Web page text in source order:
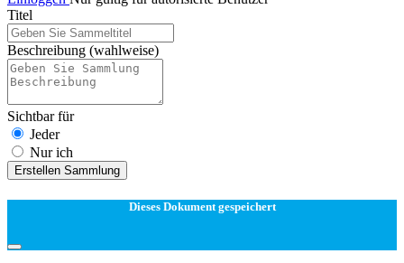
Titel
Beschreibung (wahlweise)
Sichtbar für
Jeder
Nur ich
Erstellen Sammlung
Dieses Dokument gespeichert